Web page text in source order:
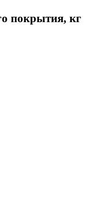
покрытия, кг